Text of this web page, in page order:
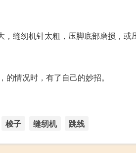
缝纫机针太粗，压脚底部磨损，或
情况时，有了自己的妙招。
梭子 缝纫机 跳线